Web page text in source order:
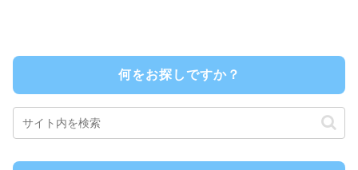
何をお探しですか？